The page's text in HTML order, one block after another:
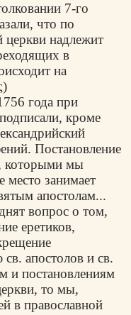
7-го
что по
церкви надлежит
в
на
)
года при
кроме
Постановление
которыми мы
место занимает
апостолам...
вопрос о том,
еретиков,
апостолов и св.
и постановлениям
то мы,
в православной